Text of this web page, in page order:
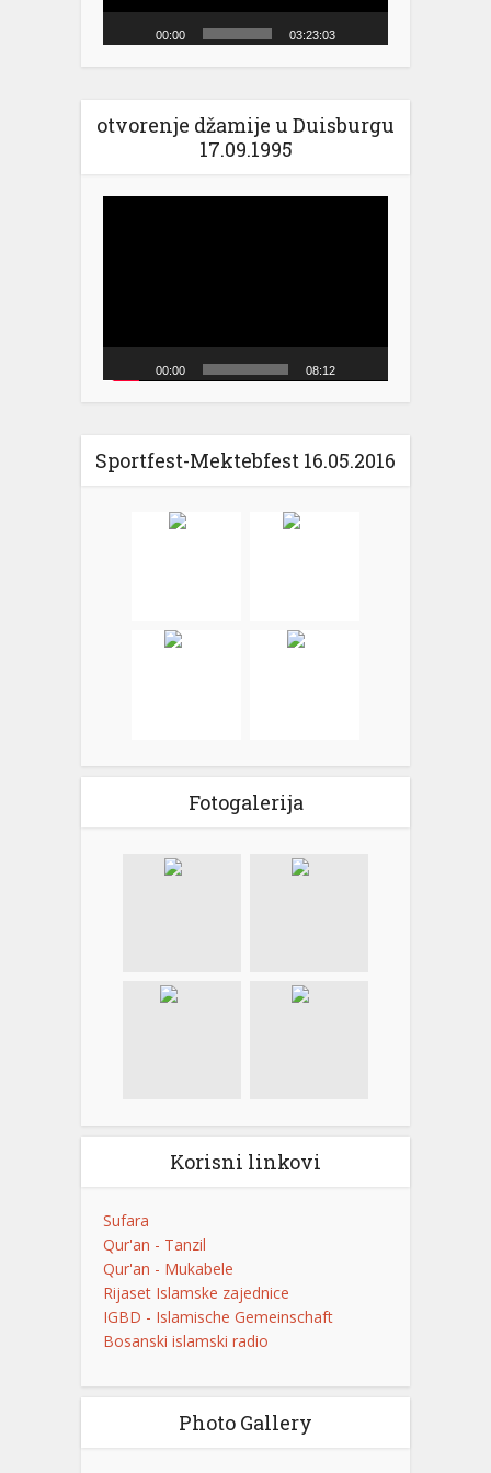
00:00 03:23:03
otvorenje džamije u Duisburgu
17.09.1995
00:00 08:12
Sportfest-Mektebfest 16.05.2016
Fotogalerija
Korisni linkovi
Sufara
Qur'an - Tanzil
Qur'an - Mukabele
Rijaset Islamske zajednice
IGBD - Islamische Gemeinschaft
Bosanski islamski radio
Photo Gallery